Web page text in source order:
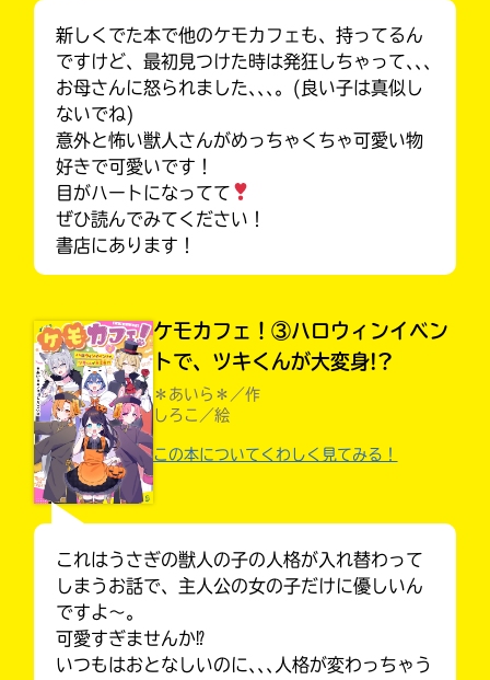
できる掲示板
シリーズに
新しくでた本で他のケモカフェも、持ってるん
ですけど、最初見つけた時は発狂しちゃって､､､
お母さんに怒られました､､､。(良い子は真似し
ないでね)
意外と怖い獣人さんがめっちゃくちゃ可愛い物
好きで可愛いです！
目がハートになってて
ぜひ読んでみてください！
書店にあります！
ケモカフェ！③ハロウィンイベン
トで、ツキくんが大変身!?
＊あいら＊／作
しろこ／絵
この本についてくわしく見てみる！
これはうさぎの獣人の子の人格が入れ替わって
しまうお話で、主人公の女の子だけに優しいん
ですよ〜。
可愛すぎませんか⁉︎
いつもはおとなしいのに､､､人格が変わっちゃう